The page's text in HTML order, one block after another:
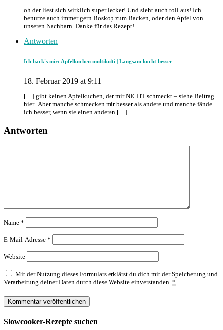
oh der liest sich wirklich super lecker! Und sieht auch toll aus! Ich
benutze auch immer gern Boskop zum Backen, oder den Apfel von
unseren Nachbarn. Danke für das Rezept!
Antworten
Ich back's mir: Apfelkuchen multikulti | Langsam kocht besser
18. Februar 2019 at 9:11
[…] gibt keinen Apfelkuchen, der mir NICHT schmeckt – siehe Beitrag
hier. Aber manche schmecken mir besser als andere und manche fände
ich besser, wenn sie einen anderen […]
Antworten
Name *
E-Mail-Adresse *
Website
Mit der Nutzung dieses Formulars erklärst du dich mit der Speicherung und
Verarbeitung deiner Daten durch diese Website einverstanden. *
Slowcooker-Rezepte suchen